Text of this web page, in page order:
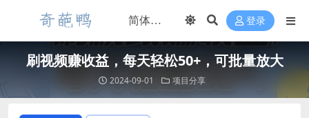
登录
刷视频赚收益，每天轻松50+，可批量放大
2024-09-01 项目分享